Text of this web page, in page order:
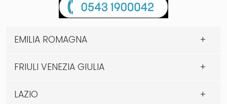
EMILIA ROMAGNA
FRIULI VENEZIA GIULIA
LAZIO